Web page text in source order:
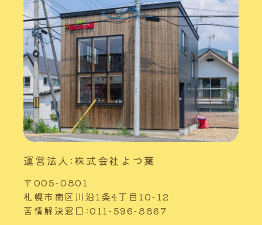
運営法人:株式会社よつ葉
〒005-0801
札幌市南区川沿1条4丁目10-12
苦情解決窓口:011-596-8867